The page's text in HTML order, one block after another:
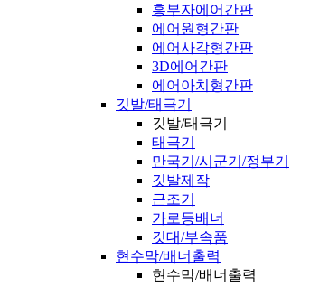
흥부자에어간판
에어원형간판
에어사각형간판
3D에어간판
에어아치형간판
깃발/태극기
깃발/태극기
태극기
만국기/시군기/정부기
깃발제작
근조기
가로등배너
깃대/부속품
현수막/배너출력
현수막/배너출력